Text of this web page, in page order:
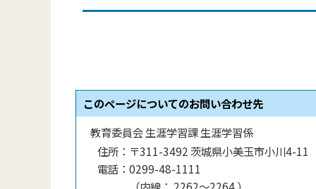
このページについてのお問い合わせ先
教育委員会 生涯学習課 生涯学習係
住所： 〒311-3492 茨城県小美玉市小川4-11
電話： 0299-48-1111